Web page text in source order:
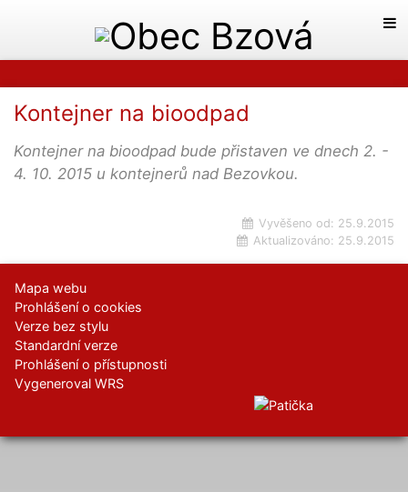
Kontejner na bioodpad
Kontejner na bioodpad bude přistaven ve dnech 2. -
4. 10. 2015 u kontejnerů nad Bezovkou.
Vyvěšeno od: 25.9.2015
Aktualizováno: 25.9.2015
Mapa webu
Prohlášení o cookies
Verze bez stylu
Standardní verze
Prohlášení o přístupnosti
Vygeneroval WRS